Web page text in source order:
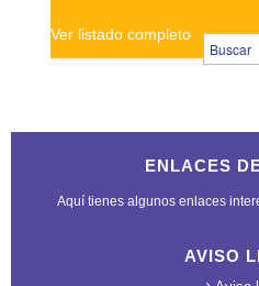
Ver listado completo
ENLACES
Aquí tienes algunos enlaces
AVISO